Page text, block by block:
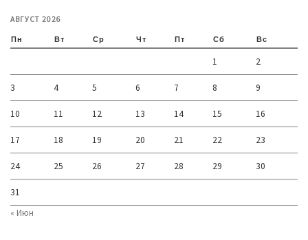
АВГУСТ 2026
Пн Вт Ср Чт Пт Сб Вс
1 2
3 4 5 6 7 8 9
10 11 12 13 14 15 16
17 18 19 20 21 22 23
24 25 26 27 28 29 30
31
« Июн